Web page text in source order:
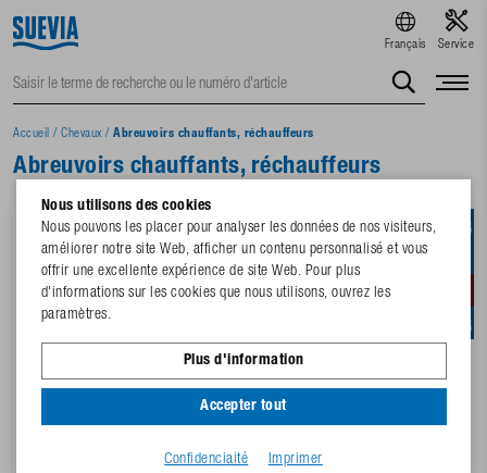
Français Service
Accueil / Chevaux / Abreuvoirs chauffants, réchauffeurs
Abreuvoirs chauffants, réchauffeurs
100.0124
Abreuvoir Mod. 12P-HK-MS¾"
24 V, 30 W, vert
2 Variantes
Abreuvoir Mod. 46-MS¾" 24 V,
80 W
Nous utilisons des cookies
Nous pouvons les placer pour analyser les données de nos visiteurs,
améliorer notre site Web, afficher un contenu personnalisé et vous
offrir une excellente expérience de site Web. Pour plus
d'informations sur les cookies que nous utilisons, ouvrez les
paramètres.
Plus d'information
Accepter tout
Confidenciaité Imprimer